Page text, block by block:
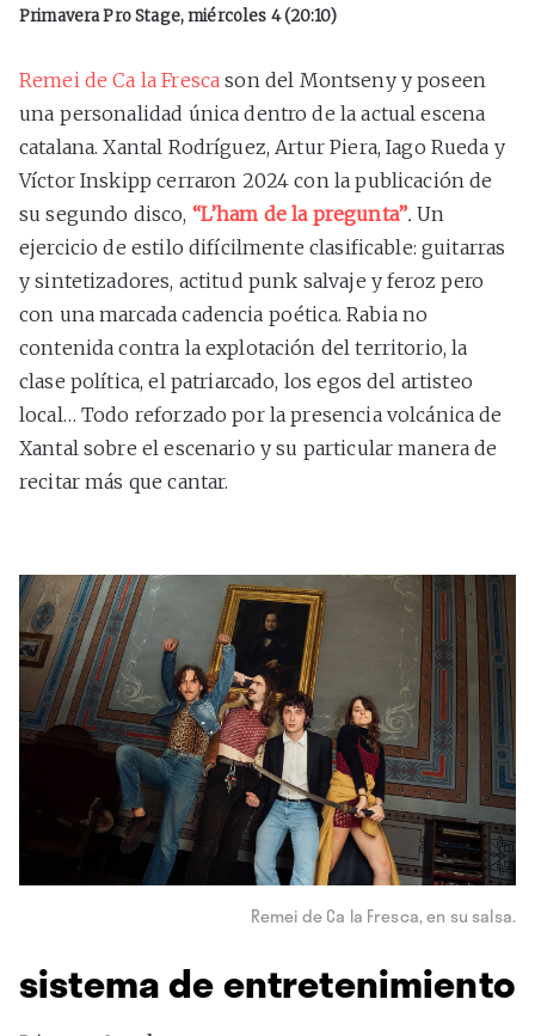
Primavera Pro Stage, miércoles 4 (20:10)
Remei de Ca la Fresca son del Montseny y poseen
una personalidad única dentro de la actual escena
catalana. Xantal Rodríguez, Artur Piera, Iago Rueda y
Víctor Inskipp cerraron 2024 con la publicación de
su segundo disco, “L’ham de la pregunta”.Un
ejercicio de estilo difícilmente clasificable: guitarras
y sintetizadores, actitud punk salvaje y feroz pero
con una marcada cadencia poética. Rabia no
contenida contra la explotación del territorio, la
clase política, el patriarcado, los egos del artisteo
local… Todo reforzado por la presencia volcánica de
Xantal sobre el escenario y su particular manera de
recitar más que cantar.
Remei de Ca la Fresca, en su salsa.
sistema de entretenimiento